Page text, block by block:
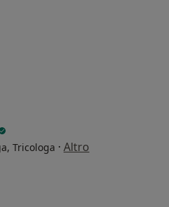
Tricologa · Altro